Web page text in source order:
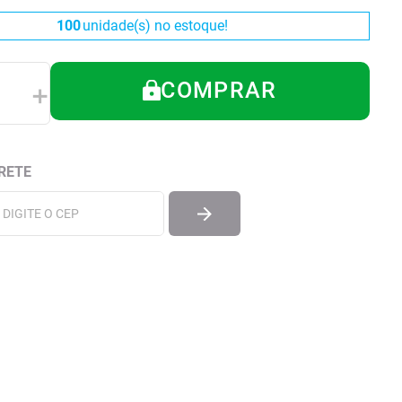
100unidade(s) no estoque!
＋ COMPRAR